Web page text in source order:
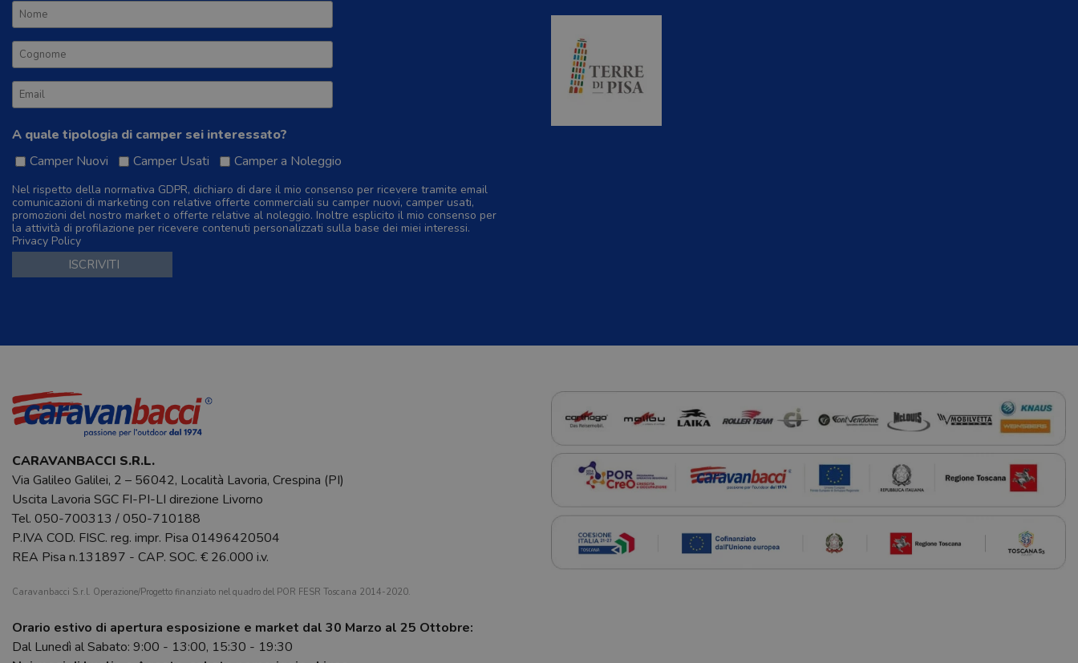
A quale tipologia di camper sei interessato?
Camper Nuovi
Camper Usati Camper a Noleggio
Nel rispetto della normativa GDPR, dichiaro di dare il mio consenso per ricevere tramite email
comunicazioni di marketing con relative offerte commerciali su camper nuovi, camper usati,
promozioni del nostro market o offerte relative al noleggio. Inoltre esplicito il mio consenso per
la attività di profilazione per ricevere contenuti personalizzati sulla base dei miei interessi.
Privacy Policy
CARAVANBACCI S.R.L.
Via Galileo Galilei, 2 – 56042, Località Lavoria, Crespina (PI)
Uscita Lavoria SGC FI-PI-LI direzione Livorno
Tel. 050-700313 /050-710188
P.IVA COD. FISC. reg. impr. Pisa 01496420504
REA Pisa n.131897 - CAP. SOC. € 26.000 i.v.
Caravanbacci S.r.l. Operazione/Progetto finanziato nel quadro del POR FESR Toscana 2014-2020.
Orario estivo di apertura esposizione e market dal 30 Marzo al 25 Ottobre:
Dal Lunedì al Sabato: 9:00 - 13:00, 15:30 - 19:30